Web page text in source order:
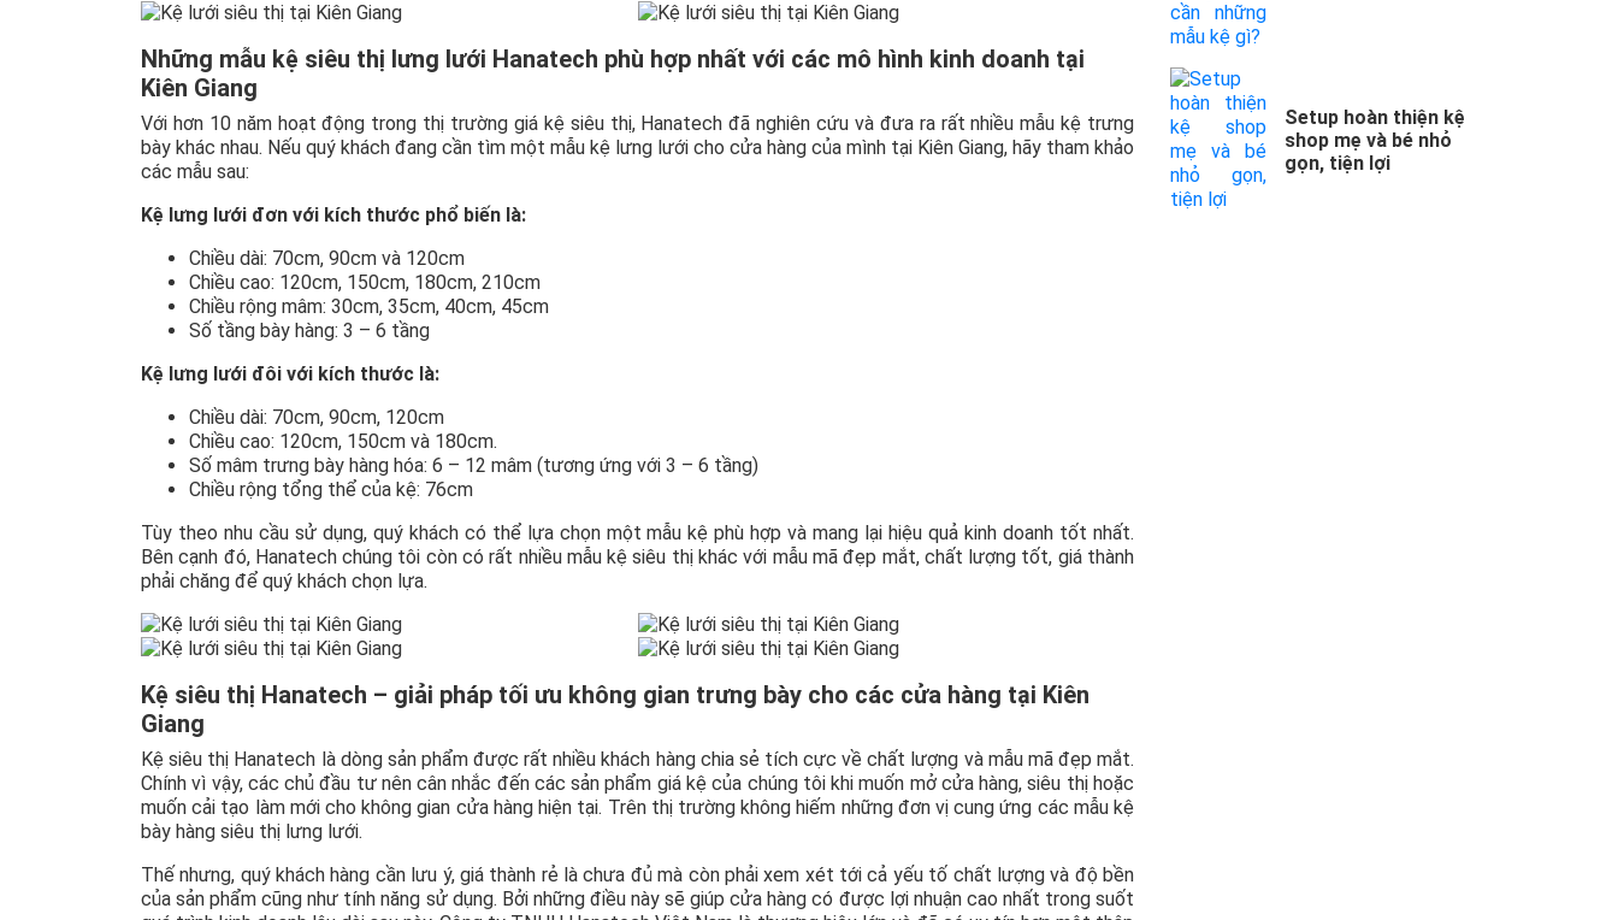
Những mẫu kệ siêu thị lưng lưới Hanatech phù hợp nhất với các mô hình kinh doanh tại
Kiên Giang
Với hơn 10 năm hoạt động trong thị trường giá kệ siêu thị, Hanatech đã nghiên cứu và đưa ra rất nhiều mẫu kệ trưng
bày khác nhau. Nếu quý khách đang cần tìm một mẫu kệ lưng lưới cho cửa hàng của mình tại Kiên Giang, hãy tham khảo
các mẫu sau:
Kệ lưng lưới đơn với kích thước phổ biến là:
Chiều dài: 70cm, 90cm và 120cm
Chiều cao: 120cm, 150cm, 180cm, 210cm
Chiều rộng mâm: 30cm, 35cm, 40cm, 45cm
Số tầng bày hàng: 3 – 6 tầng
Kệ lưng lưới đôi với kích thước là:
Chiều dài: 70cm, 90cm, 120cm
Chiều cao: 120cm, 150cm và 180cm.
Số mâm trưng bày hàng hóa: 6 – 12 mâm (tương ứng với 3 – 6 tầng)
Chiều rộng tổng thể của kệ: 76cm
Tùy theo nhu cầu sử dụng, quý khách có thể lựa chọn một mẫu kệ phù hợp và mang lại hiệu quả kinh doanh tốt nhất.
Bên cạnh đó, Hanatech chúng tôi còn có rất nhiều mẫu kệ siêu thị khác với mẫu mã đẹp mắt, chất lượng tốt, giá thành
phải chăng để quý khách chọn lựa.
Kệ siêu thị Hanatech – giải pháp tối ưu không gian trưng bày cho các cửa hàng tại Kiên
Giang
Kệ siêu thị Hanatech là dòng sản phẩm được rất nhiều khách hàng chia sẻ tích cực về chất lượng và mẫu mã đẹp mắt.
Chính vì vậy, các chủ đầu tư nên cân nhắc đến các sản phẩm giá kệ của chúng tôi khi muốn mở cửa hàng, siêu thị hoặc
muốn cải tạo làm mới cho không gian cửa hàng hiện tại. Trên thị trường không hiếm những đơn vị cung ứng các mẫu kệ
bày hàng siêu thị lưng lưới.
Thế nhưng, quý khách hàng cần lưu ý, giá thành rẻ là chưa đủ mà còn phải xem xét tới cả yếu tố chất lượng và độ bền
của sản phẩm cũng như tính năng sử dụng. Bởi những điều này sẽ giúp cửa hàng có được lợi nhuận cao nhất trong suốt
Setup hoàn thiện kệ
shop mẹ và bé nhỏ
gọn, tiện lợi